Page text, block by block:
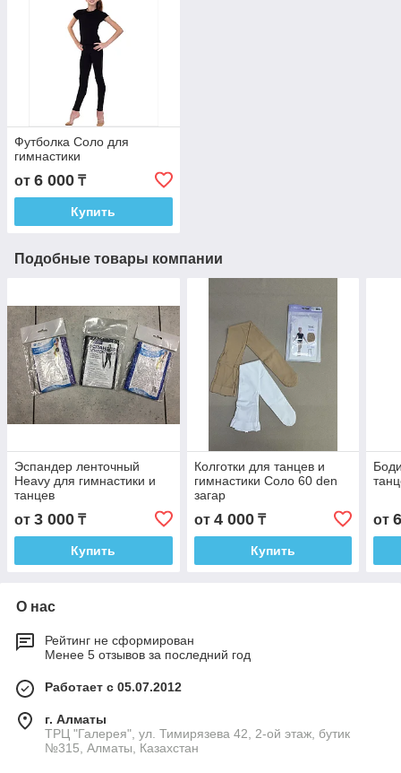
Футболка Соло для
гимнастики
от 6 000 ₸
Купить
Подобные товары компании
Эспандер ленточный
Heavy для гимнастики и
танцев
от 3 000 ₸
Купить
Колготки для танцев и
гимнастики Соло 60 den
загар
от 4 000₸
Купить
от
О нас
Рейтинг не сформирован
Менее 5 отзывов за последний год
Работает с 05.07.2012
г. Алматы
ТРЦ "Галерея", ул. Тимирязева 42, 2-ой этаж, бутик
№315, Алматы, Казахстан